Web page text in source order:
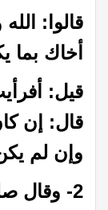
قالوا:
أخاك بما
قيل:
قال: إن
وإن لم
2- وقال